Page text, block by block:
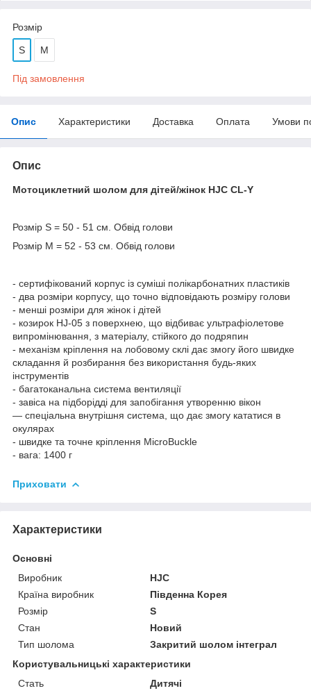
Розмір
S M
Під замовлення
Опис Характеристики Доставка Оплата Умови
Опис
Мотоциклетний шолом для дітей/жінок HJC CL-Y
Розмір S = 50 - 51 см. Обвід голови
Розмір M = 52 - 53 см. Обвід голови
- сертифікований корпус із суміші полікарбонатних пластиків
- два розміри корпусу, що точно відповідають розміру голови
- менші розміри для жінок і дітей
- козирок HJ-05 з поверхнею, що відбиває ультрафіолетове
випромінювання, з матеріалу, стійкого до подряпин
- механізм кріплення на лобовому склі дає змогу його швидке
складання й розбирання без використання будь-яких
інструментів
- багатоканальна система вентиляції
- завіса на підборідді для запобігання утворенню вікон
— спеціальна внутрішня система, що дає змогу кататися в
окулярах
- швидке та точне кріплення MicroBuckle
- вага: 1400 г
Приховати
Характеристики
Основні
Виробник
HJC
Країна виробник
Південна Корея
Розмір
S
Стан
Новий
Тип шолома
Закритий шолом інтеграл
Користувальницькі характеристики
Стать
Дитячі